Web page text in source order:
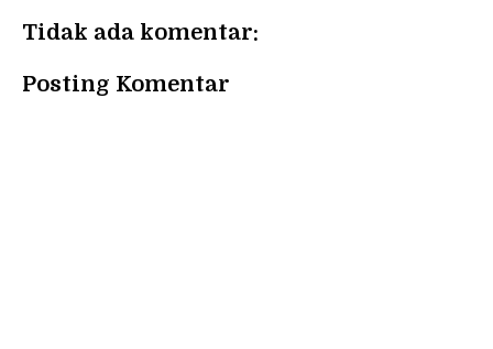
Tidak ada komentar:
Posting Komentar